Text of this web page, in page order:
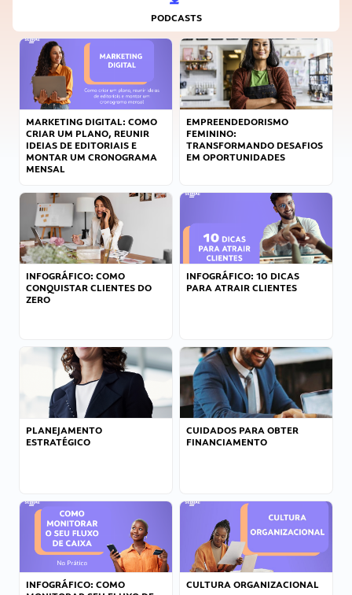
PODCASTS
MARKETING DIGITAL: COMO
CRIAR UM PLANO, REUNIR
IDEIAS DE EDITORIAIS E
MONTAR UM CRONOGRAMA
MENSAL
EMPREENDEDORISMO
FEMININO:
TRANSFORMANDO DESAFIOS
EM OPORTUNIDADES
INFOGRÁFICO: COMO
CONQUISTAR CLIENTES DO
ZERO
INFOGRÁFICO: 10 DICAS
PARA ATRAIR CLIENTES
PLANEJAMENTO
ESTRATÉGICO
CUIDADOS PARA OBTER
FINANCIAMENTO
INFOGRÁFICO: COMO
CULTURA ORGANIZACIONAL